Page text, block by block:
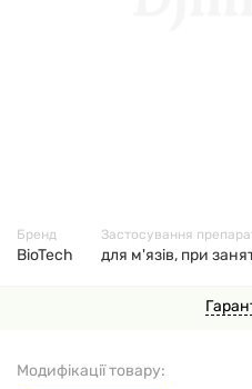
Модифікації товару:
Бренд
BioTech
Застосування
для м'язів, при